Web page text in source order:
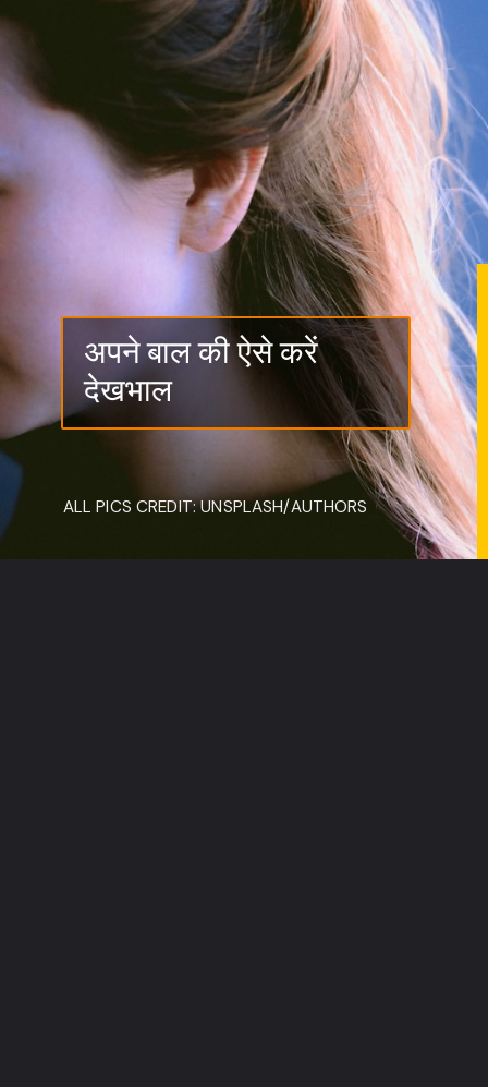
अपने बाल की ऐसे करें
देखभाल
ALL PICS CREDIT: UNSPLASH/AUTHORS